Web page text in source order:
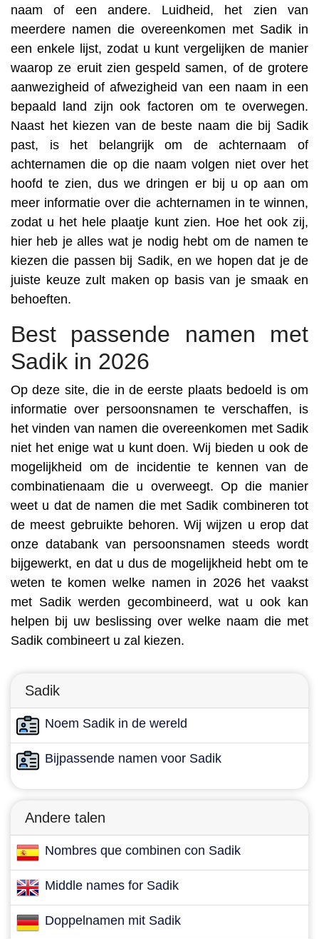
naam of een andere. Luidheid, het zien van
meerdere namen die overeenkomen met Sadik in
een enkele lijst, zodat u kunt vergelijken de manier
waarop ze eruit zien gespeld samen, of de grotere
aanwezigheid of afwezigheid van een naam in een
bepaald land zijn ook factoren om te overwegen.
Naast het kiezen van de beste naam die bij Sadik
past, is het belangrijk om de achternaam of
achternamen die op die naam volgen niet over het
hoofd te zien, dus we dringen er bij u op aan om
meer informatie over die achternamen in te winnen,
zodat u het hele plaatje kunt zien. Hoe het ook zij,
hier heb je alles wat je nodig hebt om de namen te
kiezen die passen bij Sadik, en we hopen dat je de
juiste keuze zult maken op basis van je smaak en
behoeften.
Best passende namen met
Sadik in 2026
Op deze site, die in de eerste plaats bedoeld is om
informatie over persoonsnamen te verschaffen, is
het vinden van namen die overeenkomen met Sadik
niet het enige wat u kunt doen. Wij bieden u ook de
mogelijkheid om de incidentie te kennen van de
combinatienaam die u overweegt. Op die manier
weet u dat de namen die met Sadik combineren tot
de meest gebruikte behoren. Wij wijzen u erop dat
onze databank van persoonsnamen steeds wordt
bijgewerkt, en dat u dus de mogelijkheid hebt om te
weten te komen welke namen in 2026 het vaakst
met Sadik werden gecombineerd, wat u ook kan
helpen bij uw beslissing over welke naam die met
Sadik combineert u zal kiezen.
Sadik
Noem Sadik in de wereld
Bijpassende namen voor Sadik
Andere talen
Nombres que combinen con Sadik
Middle names for Sadik
Doppelnamen mit Sadik